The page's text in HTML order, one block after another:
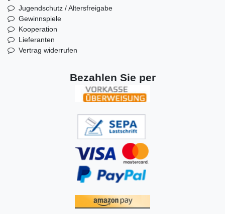
Jugendschutz / Altersfreigabe
Gewinnspiele
Kooperation
Lieferanten
Vertrag widerrufen
Bezahlen Sie per